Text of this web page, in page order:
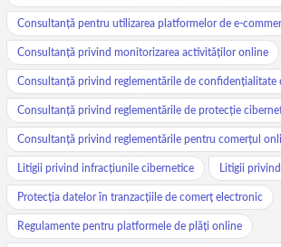
Consultanță pentru utilizarea platformelor de e-
Consultanță privind monitorizarea activităților online
Consultanță privind reglementările de confidențialitate
Consultanță privind reglementările de protecție
Consultanță privind reglementările pentru comerțul
Litigii privind infracțiunile cibernetice Litigii
Protecția datelor în tranzacțiile de comerț electronic
Regulamente pentru platformele de plăți online